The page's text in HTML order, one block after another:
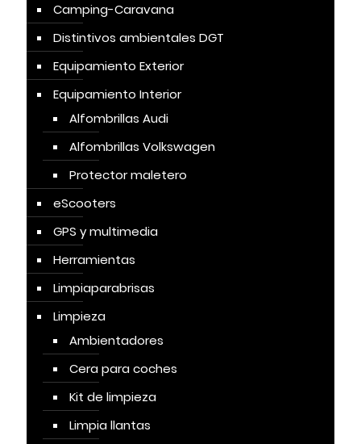
Camping-Caravana
Distintivos ambientales DGT
Equipamiento Exterior
Equipamiento Interior
Alfombrillas Audi
Alfombrillas Volkswagen
Protector maletero
eScooters
GPS y multimedia
Herramientas
Limpiaparabrisas
Limpieza
Ambientadores
Cera para coches
Kit de limpieza
Limpia llantas